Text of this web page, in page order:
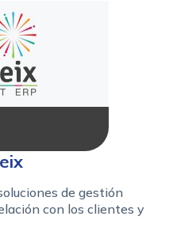
de gestión
con los clientes y